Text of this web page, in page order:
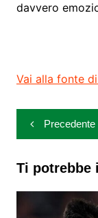
davvero
Vai alla fonte
articoli
Precedente
Ti potrebbe